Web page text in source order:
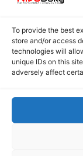
To provide the best
store and/or access
technologies will
unique IDs on this
adversely affect
ചൂതാട്ടമായി
നയതന്ത്ര